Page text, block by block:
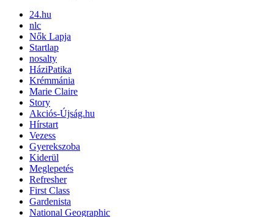
24.hu
nlc
Nők Lapja
Startlap
nosalty
HáziPatika
Krémmánia
Marie Claire
Story
Akciós-Újság.hu
Hírstart
Vezess
Gyerekszoba
Kiderül
Meglepetés
Refresher
First Class
Gardenista
National Geographic